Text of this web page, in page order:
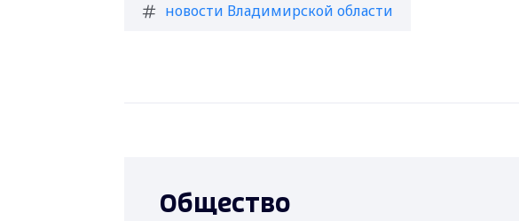
новости Владимирской области
Общество